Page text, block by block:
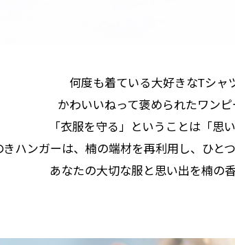
何度も着ている大好きなTシャ
かわいいねって褒められたワン
「衣服を守る」ということは「思
きハンガーは、楠の端材を再利用し、ひと
あなたの大切な服と思い出を楠の